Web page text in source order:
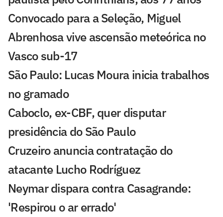
Convocado para a Seleção, Miguel
Abrenhosa vive ascensão meteórica no
Vasco sub-17
São Paulo: Lucas Moura inicia trabalhos
no gramado
Caboclo, ex-CBF, quer disputar
presidência do São Paulo
Cruzeiro anuncia contratação do
atacante Lucho Rodríguez
Neymar dispara contra Casagrande:
'Respirou o ar errado'